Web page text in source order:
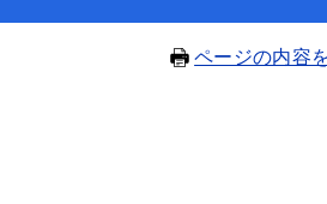
ページの内容